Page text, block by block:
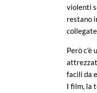
violenti
restano
Però
facili da
I film, la